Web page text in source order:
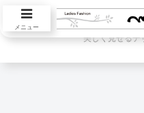
ハツラツと活躍する大人の女性が
美しく見せるデ
メニュー